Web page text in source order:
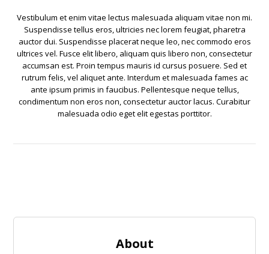
Vestibulum et enim vitae lectus malesuada aliquam vitae non mi.
Suspendisse tellus eros, ultricies nec lorem feugiat, pharetra
auctor dui. Suspendisse placerat neque leo, nec commodo eros
ultrices vel. Fusce elit libero, aliquam quis libero non, consectetur
accumsan est. Proin tempus mauris id cursus posuere. Sed et
rutrum felis, vel aliquet ante. Interdum et malesuada fames ac
ante ipsum primis in faucibus. Pellentesque neque tellus,
condimentum non eros non, consectetur auctor lacus. Curabitur
malesuada odio eget elit egestas porttitor.
About